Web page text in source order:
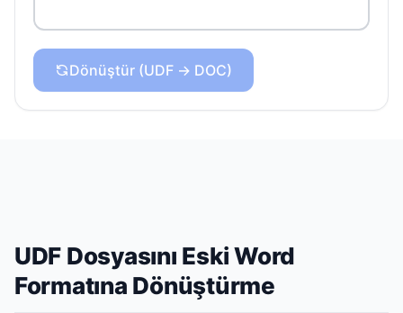
Dönüştür (UDF → DOC)
UDF Dosyasını Eski Word
Formatına Dönüştürme